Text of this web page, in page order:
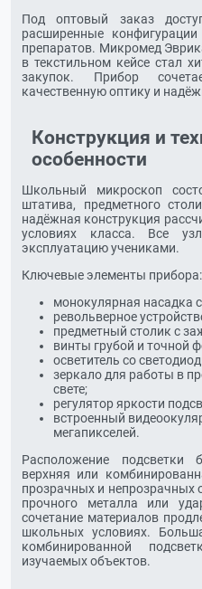
Под оптовый заказ
расширенные
препаратов. Микромед
в текстильном кейсе стал
закупок. Прибор
качественную оптику и
Конструкция и
особенности
Школьный микроскоп
штатива, предметного
надёжная конструкция
условиях класса. Все
эксплуатацию учениками.
Ключевые элементы прибора:
монокулярная насадка
револьверное
предметный столик с
винты грубой и точной
осветитель со
зеркало для работы в
свете;
регулятор яркости
встроенный
мегапикселей.
Расположение
верхняя или
прозрачных и непрозрачных
прочного металла или
сочетание материалов
школьных условиях.
комбинированной
изучаемых объектов.